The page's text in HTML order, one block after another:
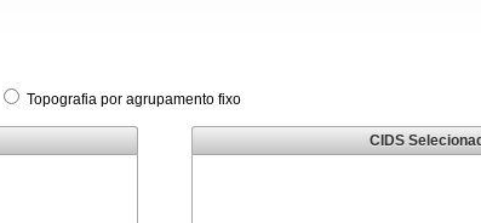
Topografia por agrupamento fixo
CIDS